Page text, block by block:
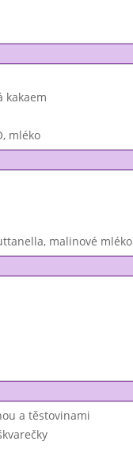
kakaem
mléko
malinové mléko
a těstovinami